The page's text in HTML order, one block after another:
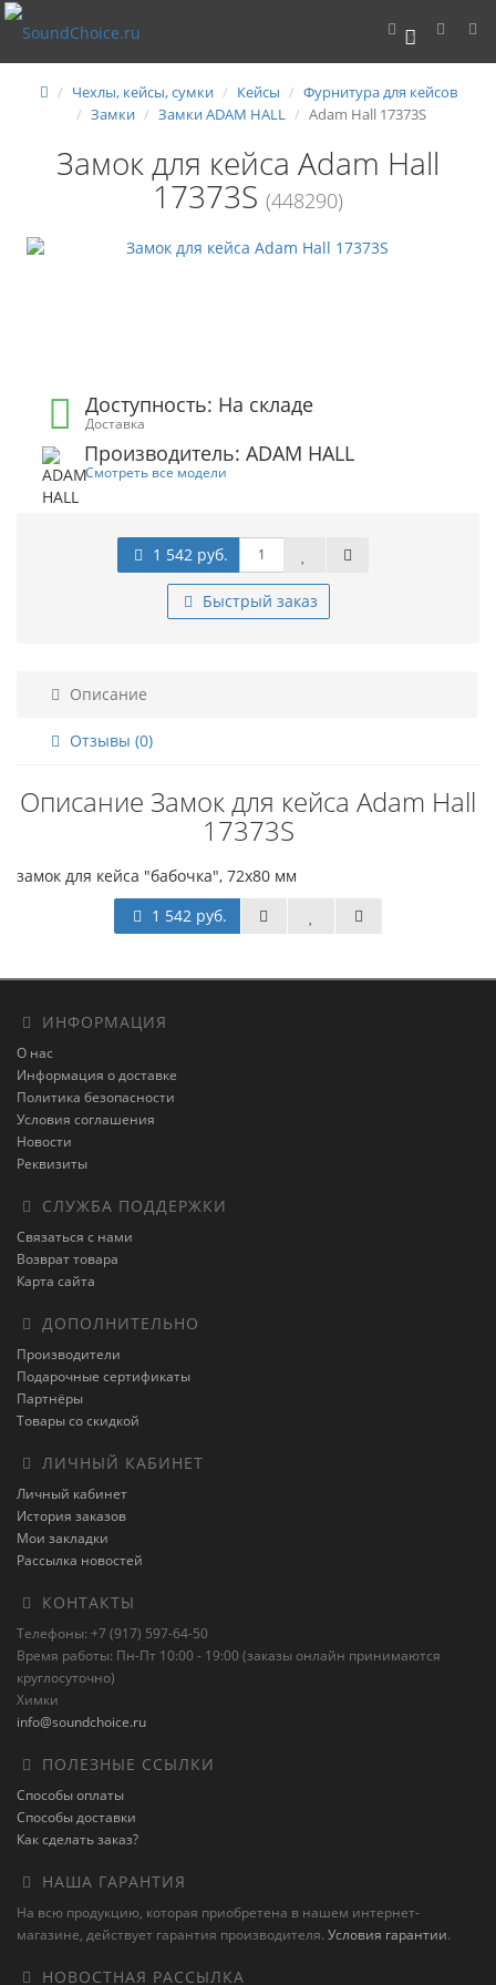
0
Чехлы, кейсы, сумки Кейсы
Фурнитура для кейсов
Замки
Замки ADAM HALL Adam Hall 17373S
Замок для кейса Adam Hall
17373S (448290)
Доступность: На складе
Доставка
Производитель: ADAM HALL
Смотреть все модели
1 542 руб.
Быстрый заказ
Описание
Отзывы (0)
Описание Замок для кейса Adam Hall
17373S
замок для кейса "бабочка", 72х80 мм
1 542 руб.
ИНФОРМАЦИЯ
О нас
Информация о доставке
Политика безопасности
Условия соглашения
Новости
Реквизиты
СЛУЖБА ПОДДЕРЖКИ
Связаться с нами
Возврат товара
Карта сайта
ДОПОЛНИТЕЛЬНО
Производители
Подарочные сертификаты
Партнёры
Товары со скидкой
ЛИЧНЫЙ КАБИНЕТ
Личный кабинет
История заказов
Мои закладки
Рассылка новостей
КОНТАКТЫ
Телефоны: +7 (917) 597-64-50
Время работы: Пн-Пт 10:00 - 19:00 (заказы онлайн принимаются
круглосуточно)
Химки
info@soundchoice.ru
ПОЛЕЗНЫЕ ССЫЛКИ
Способы оплаты
Способы доставки
Как сделать заказ?
НАША ГАРАНТИЯ
На всю продукцию, которая приобретена в нашем интернет-
магазине, действует гарантия производителя. Условия гарантии.
НОВОСТНАЯ РАССЫЛКА